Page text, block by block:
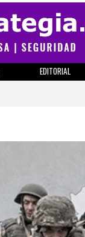
EDITORIAL